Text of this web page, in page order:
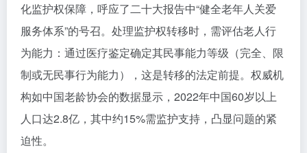
化监护权保障，呼应了二十大报告中“健全老年人关爱
服务体系”的号召。处理监护权转移时，需评估老人行
为能力：通过医疗鉴定确定其民事能力等级（完全、限
制或无民事行为能力），这是转移的法定前提。权威机
构如中国老龄协会的数据显示，2022年中国60岁以上
人口达2.8亿，其中约15%需监护支持，凸显问题的紧
迫性。